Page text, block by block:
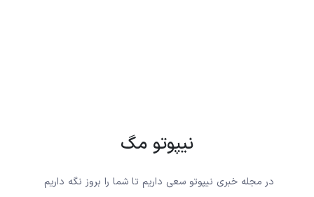
نیپوتو مگ
در مجله خبری نیپوتو سعی داریم تا شما را بروز نگه داریم